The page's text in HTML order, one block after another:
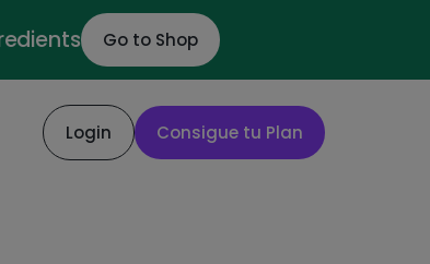
Go to Shop
Login Consigue tu Plan